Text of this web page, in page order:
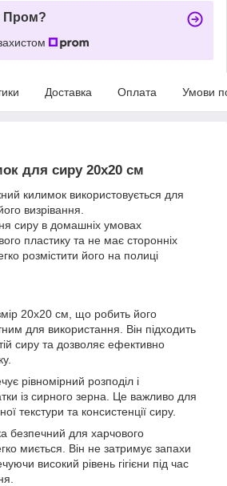
Пром?
Доставка Оплата Умови
для сиру 20х20 см
килимок використовується для
визрівання.
сиру в домашніх умовах
пластику та не має сторонніх
розмістити його на полиці
20х20 см, що робить його
для використання. Він підходить
сиру та дозволяє ефективно
рівномірний розподіл і
із сирного зерна. Це важливо для
текстури та консистенції сиру.
безпечний для харчового
миється. Він не затримує запахи
високий рівень гігієни під час